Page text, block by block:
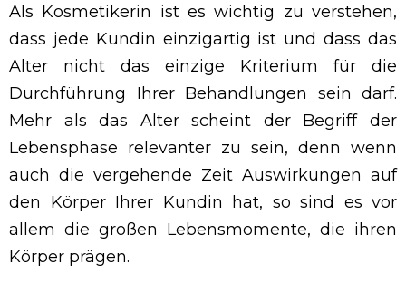
Als Kosmetikerin ist es wichtig zu verstehen,
dass jede Kundin einzigartig ist und dass das
Alter nicht das einzige Kriterium für die
Durchführung Ihrer Behandlungen sein darf.
Mehr als das Alter scheint der Begriff der
Lebensphase relevanter zu sein, denn wenn
auch die vergehende Zeit Auswirkungen auf
den Körper Ihrer Kundin hat, so sind es vor
allem die großen Lebensmomente, die ihren
Körper prägen.